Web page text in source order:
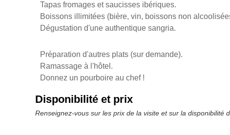
Tapas fromages et saucisses ibériques.
Boissons illimitées (bière, vin, boissons non
Dégustation d'une authentique sangria.
Préparation d'autres plats (sur demande).
Ramassage à l'hôtel.
Donnez un pourboire au chef !
Disponibilité et prix
Renseignez-vous sur les prix de la visite et sur la